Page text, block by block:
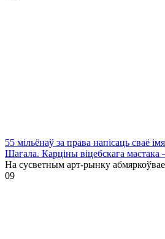
55 мільёнаў за права напісаць сваё
Шагала. Карціны віцебскага
На сусветным арт-рынку
09